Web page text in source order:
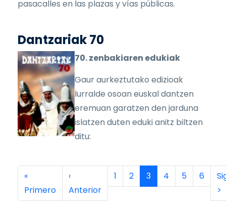
pasacalles en las plazas y vías públicas.
Dantzariak 70
70. zenbakiaren edukiak
Gaur aurkeztutako edizioak
lurralde osoan euskal dantzen
eremuan garatzen den jarduna
islatzen duten eduki anitz biltzen
ditu:
Paginación
Primera página
«
Primero
Página anterior
‹
Anterior
Página
1 Página
2 Página actual
3 Página
4 Página
5 Página
6
>